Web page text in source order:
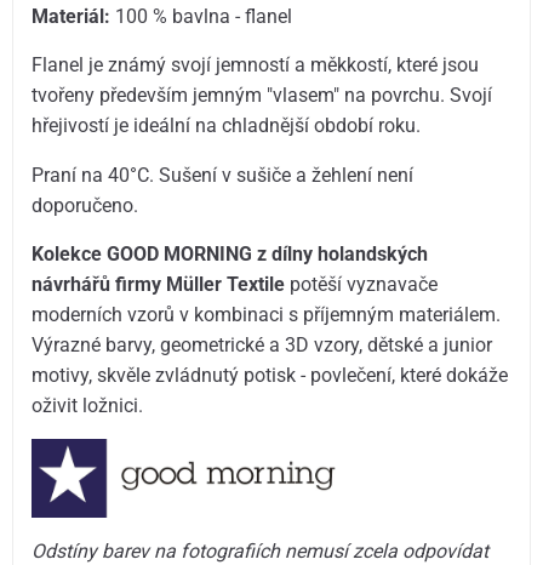
Materiál: 100 % bavlna - flanel
Flanel je známý svojí jemností a měkkostí, které jsou
tvořeny především jemným "vlasem" na povrchu. Svojí
hřejivostí je ideální na chladnější období roku.
Praní na 40°C. Sušení v sušiče a žehlení není
doporučeno.
Kolekce GOOD MORNING z dílny holandských
návrhářů firmy Müller Textile potěší vyznavače
moderních vzorů v kombinaci s příjemným materiálem.
Výrazné barvy, geometrické a 3D vzory, dětské a junior
motivy, skvěle zvládnutý potisk - povlečení, které dokáže
oživit ložnici.
Odstíny barev na fotografiích nemusí zcela odpovídat